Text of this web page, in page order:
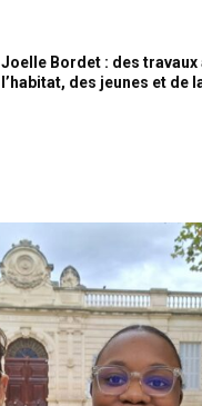
Joelle Bordet : des
l’habitat, des jeunes et de